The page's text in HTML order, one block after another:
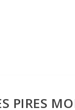
PIRES